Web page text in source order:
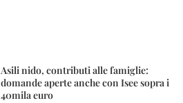
Asili nido, contributi alle famiglie:
domande aperte anche con Isee sopra i
40mila euro